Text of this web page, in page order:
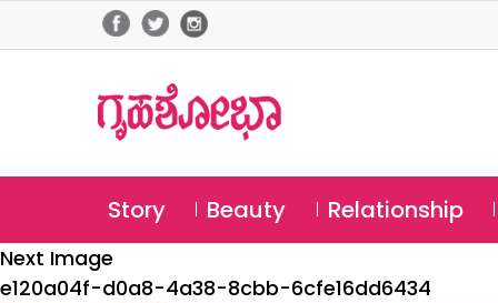
Story Beauty Relationship
Next Image
e120a04f-d0a8-4a38-8cbb-6cfe16dd6434